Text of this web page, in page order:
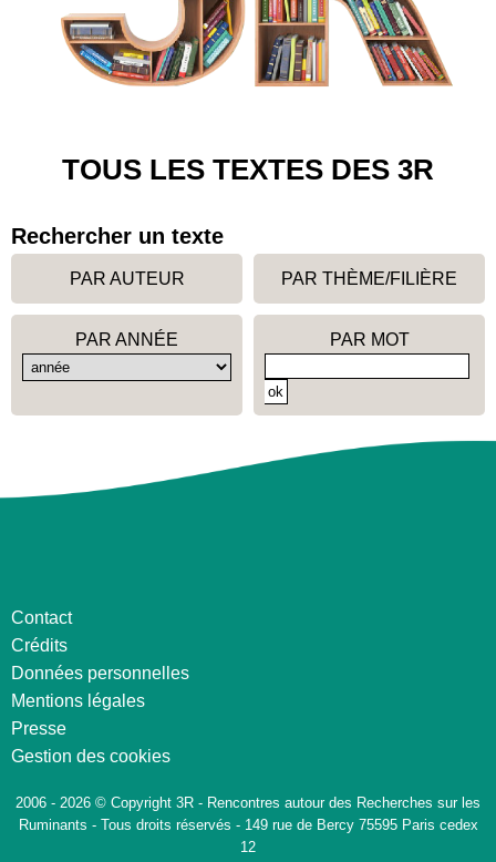
TOUS LES TEXTES DES 3R
Rechercher un texte
PAR AUTEUR PAR THÈME/FILIÈRE
PAR ANNÉE PAR MOT
Contact
Crédits
Données personnelles
Mentions légales
Presse
Gestion des cookies
2006 - 2026 © Copyright 3R - Rencontres autour des Recherches sur les
Ruminants - Tous droits réservés - 149 rue de Bercy 75595 Paris cedex
12